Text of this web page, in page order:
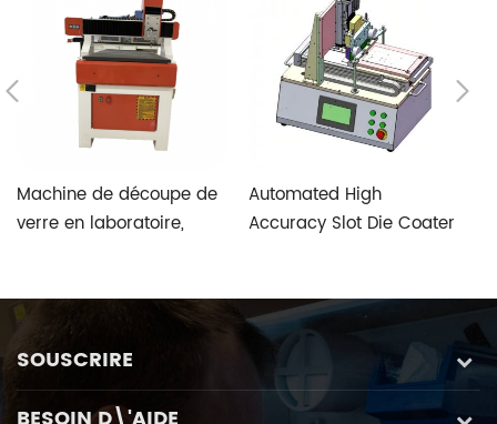
Machine de découpe de
verre en laboratoire,
de contrôle spécial de
verre personnalisé à
cinq axes
Automated High
Accuracy Slot Die Coater
SOUSCRIRE